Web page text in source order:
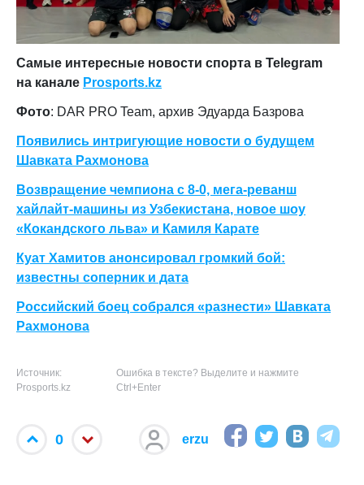
Самые интересные новости спорта в Telegram
на канале Prosports.kz
Фото: DAR PRO Team, архив Эдуарда Базрова
Появились интригующие новости о будущем
Шавката Рахмонова
Возвращение чемпиона с 8-0, мега-реванш
хайлайт-машины из Узбекистана, новое шоу
«Кокандского льва» и Камиля Карате
Куат Хамитов анонсировал громкий бой:
известны соперник и дата
Российский боец собрался «разнести» Шавката
Рахмонова
Источник:
Prosports.kz
Ошибка в тексте? Выделите и нажмите
Ctrl+Enter
0 erzu